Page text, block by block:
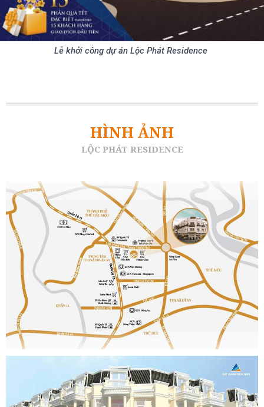
Lễ khởi công dự án Lộc Phát Residence
HÌNH ẢNH
LỘC PHÁT RESIDENCE